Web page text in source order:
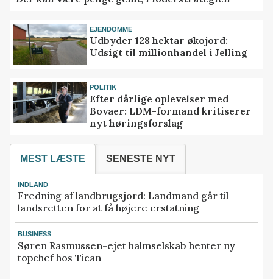
EJENDOMME
Udbyder 128 hektar økojord:
Udsigt til millionhandel i Jelling
POLITIK
Efter dårlige oplevelser med
Bovaer: LDM-formand kritiserer
nyt høringsforslag
MEST LÆSTE SENESTE NYT
INDLAND
Fredning af landbrugsjord: Landmand går til
landsretten for at få højere erstatning
BUSINESS
Søren Rasmussen-ejet halmselskab henter ny
topchef hos Tican